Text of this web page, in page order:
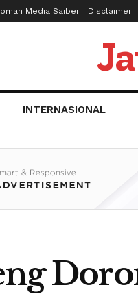
Media Saiber Disclaimer
INTERNASIONAL